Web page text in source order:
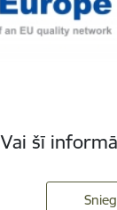
Vai šī